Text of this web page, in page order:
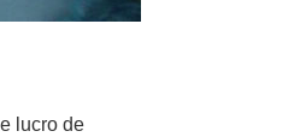
lucro de